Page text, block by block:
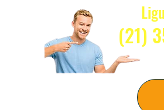
(21)